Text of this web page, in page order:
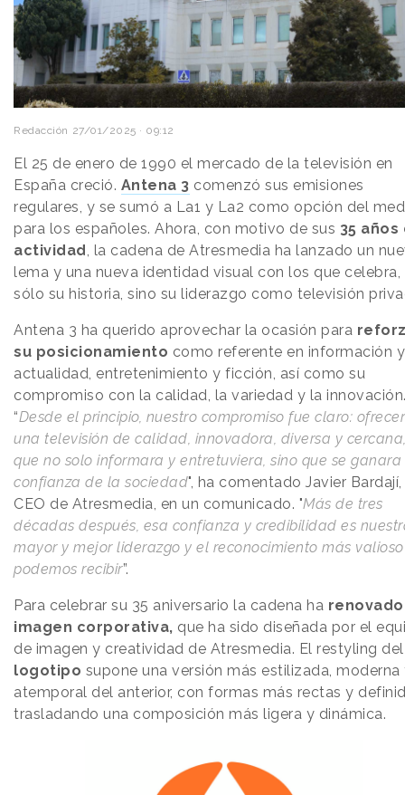
Redacción 27/01/2025 · 09:12
El 25 de enero de 1990 el mercado de la televisión en
España creció. Antena 3 comenzó sus emisiones
regulares, y se sumó a La1 y La2 como opción del
para los españoles. Ahora, con motivo de sus 35 años
actividad , la cadena de Atresmedia ha lanzado un
lema y una nueva identidad visual con los que celebra,
sólo su historia, sino su liderazgo como televisión
Antena 3 ha querido aprovechar la ocasión para
su posicionamiento como referente en información y
actualidad, entretenimiento y ficción, así como su
compromiso con la calidad, la variedad y la
“Desde el principio, nuestro compromiso fue claro: ofrecer
una televisión de calidad, innovadora, diversa y
que no solo informara y entretuviera, sino que se
confianza de la sociedad", ha comentado Javier Bardají,
CEO de Atresmedia, en un comunicado. "Más de tres
décadas después, esa confianza y credibilidad es
mayor y mejor liderazgo y el reconocimiento más
podemos recibir”.
Para celebrar su 35 aniversario la cadena ha
imagen corporativa, que ha sido diseñada por el
de imagen y creatividad de Atresmedia. El restyling del
logotipo supone una versión más estilizada, moderna
atemporal del anterior, con formas más rectas y
trasladando una composición más ligera y dinámica.